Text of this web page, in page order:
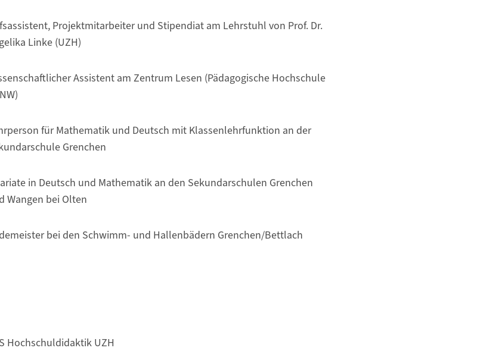
Projektmitarbeiter und Stipendiat am Lehrstuhl von Prof. Dr.
Linke (UZH)
Assistent am Zentrum Lesen (Pädagogische Hochschule
für Mathematik und Deutsch mit Klassenlehrfunktion an der
Grenchen
in Deutsch und Mathematik an den Sekundarschulen Grenchen
Wangen bei Olten
bei den Schwimm- und Hallenbädern Grenchen/Bettlach
Hochschuldidaktik UZH